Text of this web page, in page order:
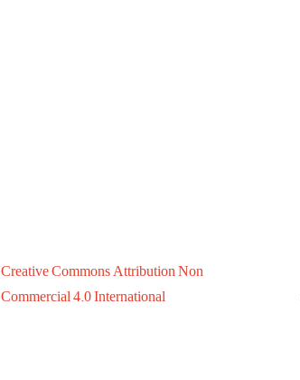
Creative Commons Attribution Non
Commercial 4.0 International